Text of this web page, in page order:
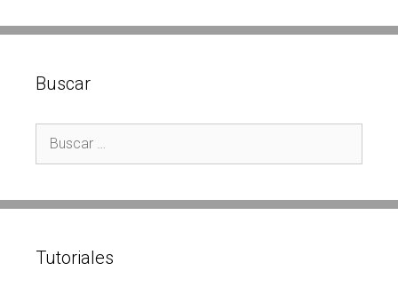
Buscar
Tutoriales